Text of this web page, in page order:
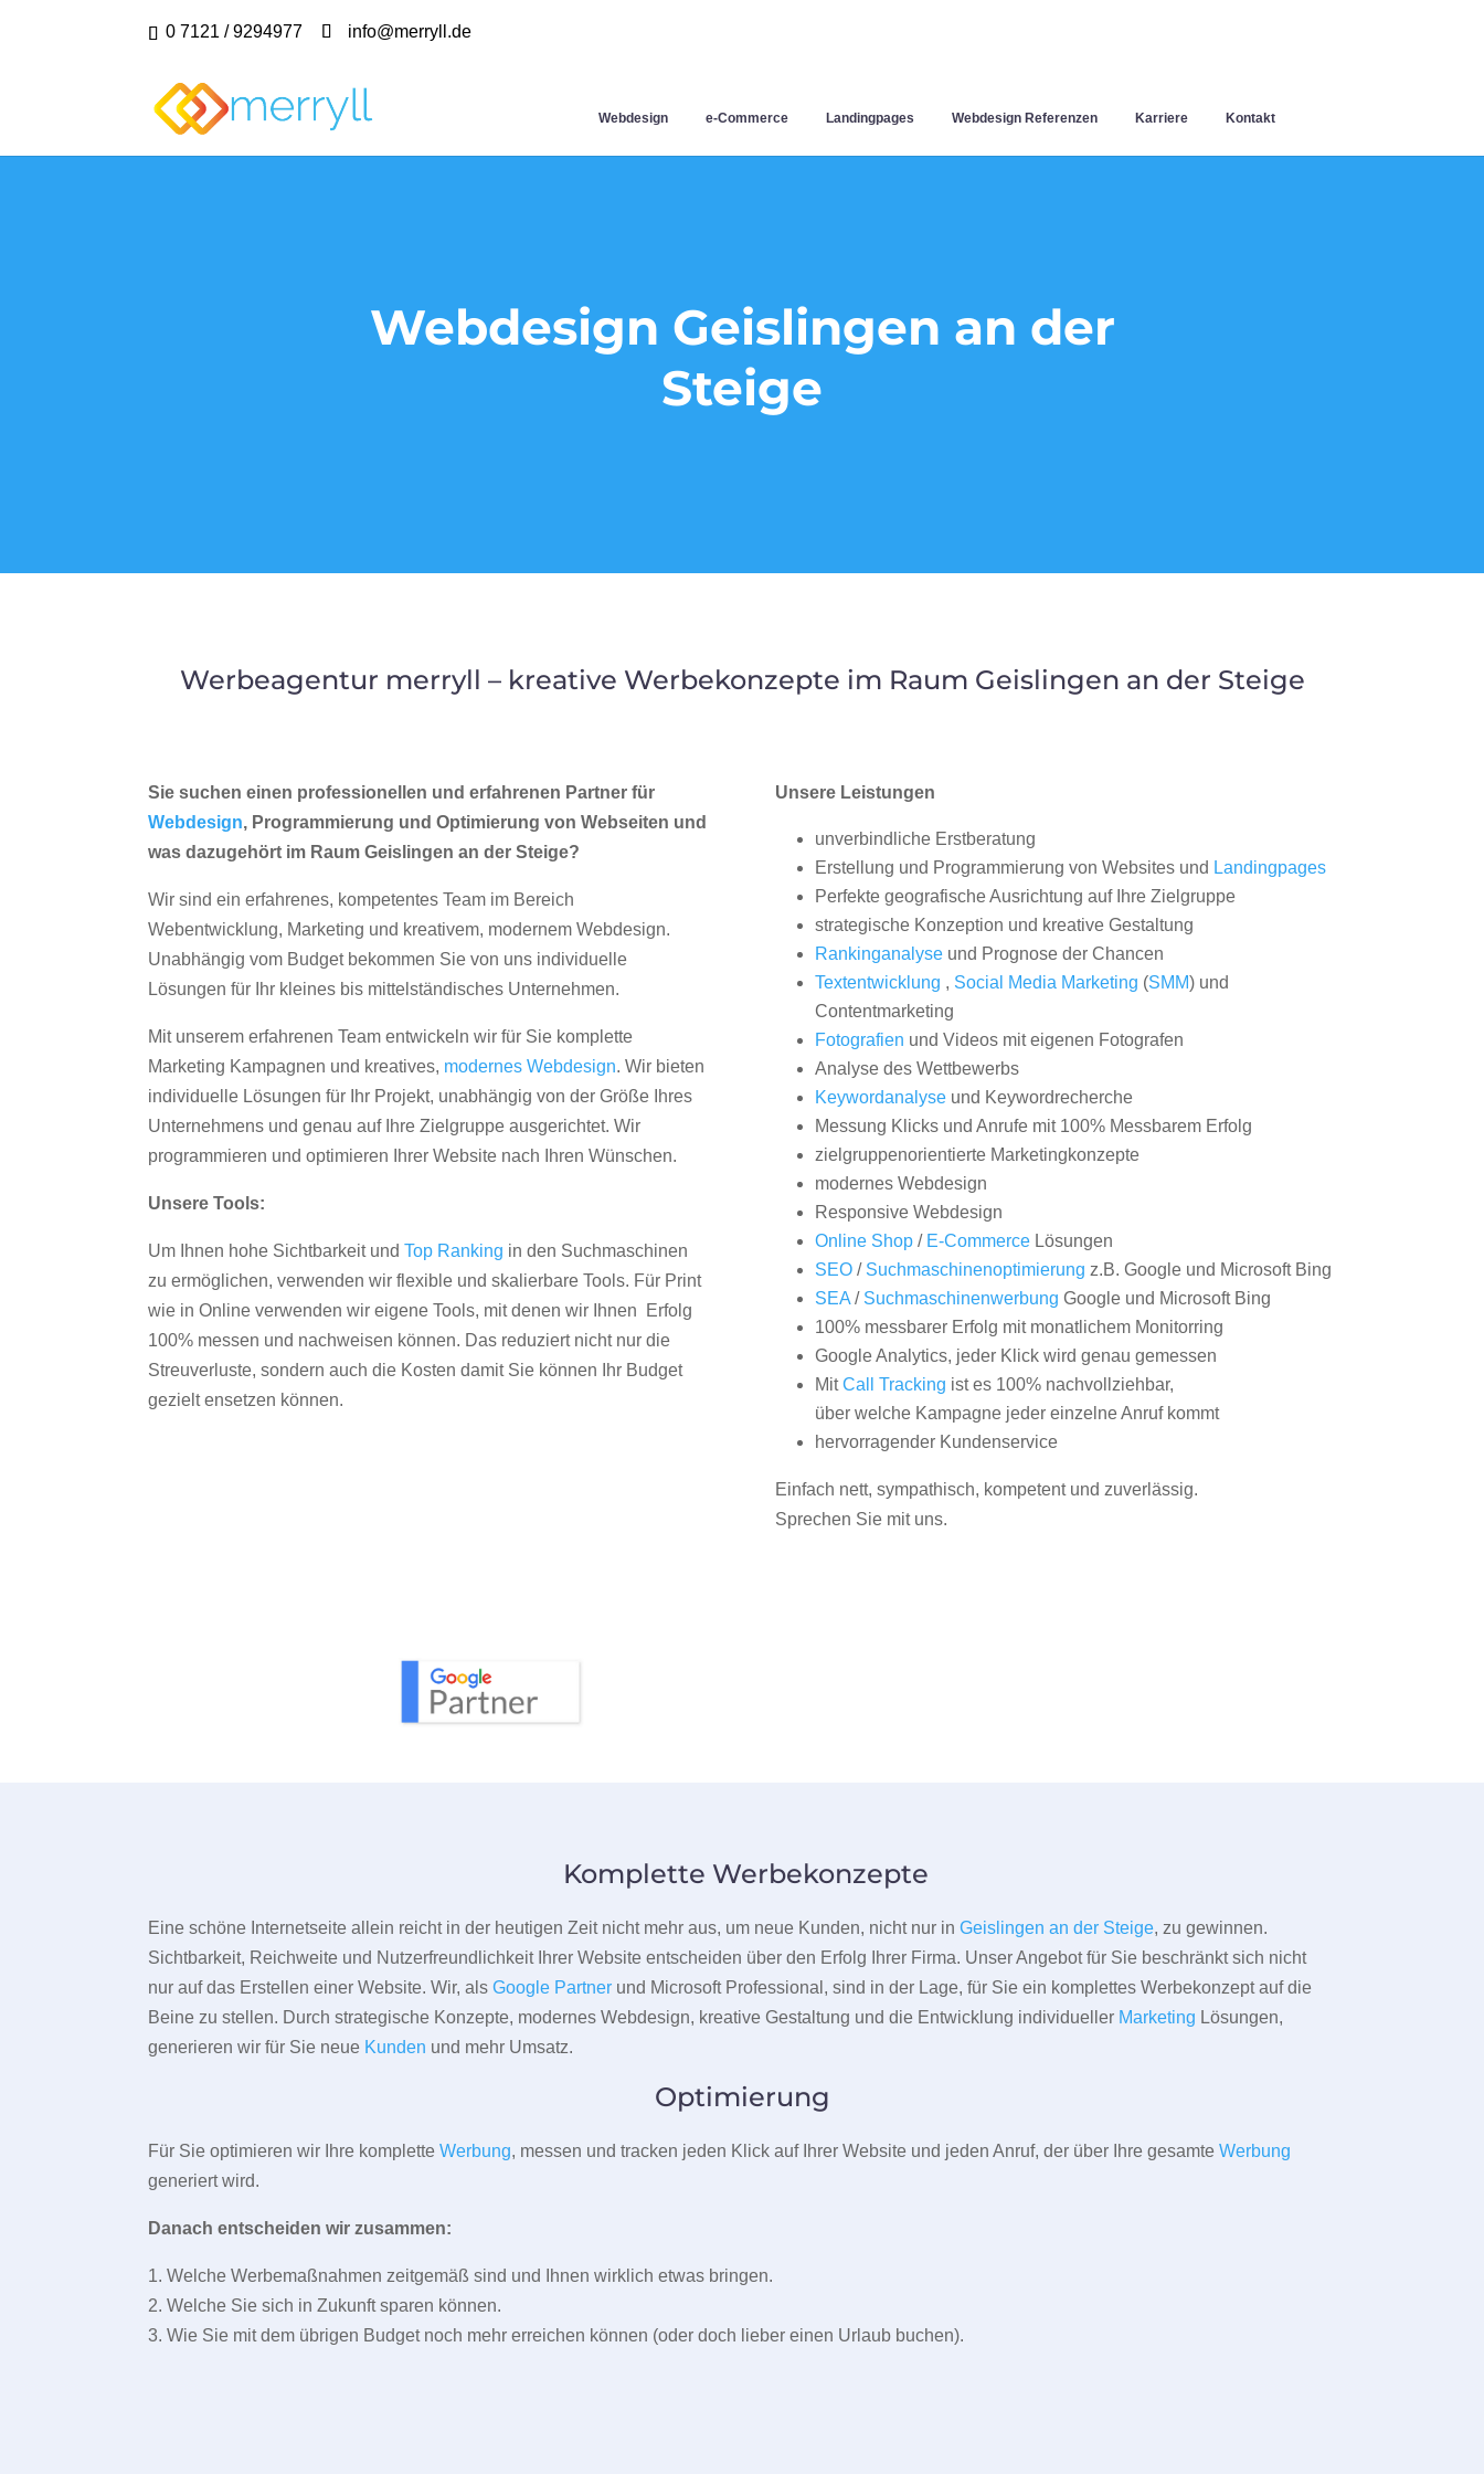
0 7121 / 9294977 info@merryll.de
Webdesign e-Commerce Landingpages Webdesign Referenzen Karriere Kontakt
Webdesign Geislingen an der
Steige
Werbeagentur merryll – kreative Werbekonzepte im Raum Geislingen an der Steige
Sie suchen einen professionellen und erfahrenen Partner für
Webdesign, Programmierung und Optimierung von Webseiten und
was dazugehört im Raum Geislingen an der Steige?
Wir sind ein erfahrenes, kompetentes Team im Bereich
Webentwicklung, Marketing und kreativem, modernem Webdesign.
Unabhängig vom Budget bekommen Sie von uns individuelle
Lösungen für Ihr kleines bis mittelständisches Unternehmen.
Mit unserem erfahrenen Team entwickeln wir für Sie komplette
Marketing Kampagnen und kreatives, modernes Webdesign. Wir bieten
individuelle Lösungen für Ihr Projekt, unabhängig von der Größe Ihres
Unternehmens und genau auf Ihre Zielgruppe ausgerichtet. Wir
programmieren und optimieren Ihrer Website nach Ihren Wünschen.
Unsere Tools:
Um Ihnen hohe Sichtbarkeit undTop Ranking in den Suchmaschinen
zu ermöglichen, verwenden wir flexible und skalierbare Tools. Für Print
wie in Online verwenden wir eigene Tools, mit denen wir Ihnen Erfolg
100% messen und nachweisen können. Das reduziert nicht nur die
Streuverluste, sondern auch die Kosten damit Sie können Ihr Budget
gezielt ensetzen können.
Unsere Leistungen
unverbindliche Erstberatung
Erstellung und Programmierung von Websites und Landingpages
Perfekte geografische Ausrichtung auf Ihre Zielgruppe
strategische Konzeption und kreative Gestaltung
Rankinganalyseund Prognose der Chancen
Textentwicklung , Social Media Marketing (SMM) und
Contentmarketing
Fotografien und Videos mit eigenen Fotografen
Analyse des Wettbewerbs
Keywordanalyseund Keywordrecherche
Messung Klicks und Anrufe mit 100% Messbarem Erfolg
zielgruppenorientierte Marketingkonzepte
modernes Webdesign
Responsive Webdesign
Online Shop/ E-CommerceLösungen
SEO/ Suchmaschinenoptimierung z.B. Google und Microsoft Bing
SEA/ Suchmaschinenwerbung Google und Microsoft Bing
100% messbarer Erfolg mit monatlichem Monitorring
Google Analytics, jeder Klick wird genau gemessen
MitCall Tracking ist es 100% nachvollziehbar,
über welche Kampagne jeder einzelne Anruf kommt
hervorragender Kundenservice
Einfach nett, sympathisch, kompetent und zuverlässig.
Sprechen Sie mit uns.
Komplette Werbekonzepte
Eine schöne Internetseite allein reicht in der heutigen Zeit nicht mehr aus, um neue Kunden, nicht nur inGeislingen an der Steige, zu gewinnen.
Sichtbarkeit, Reichweite und Nutzerfreundlichkeit Ihrer Website entscheiden über den Erfolg Ihrer Firma. Unser Angebot für Sie beschränkt sich nicht
nur auf das Erstellen einer Website. Wir, alsGoogle Partner und Microsoft Professional, sind in der Lage, für Sie ein komplettes Werbekonzept auf die
Beine zu stellen. Durch strategische Konzepte, modernes Webdesign, kreative Gestaltung und die Entwicklung individueller Marketing Lösungen,
generieren wir für Sie neue Kunden und mehr Umsatz.
Optimierung
Für Sie optimieren wir Ihre kompletteWerbung, messen und tracken jeden Klick auf Ihrer Website und jeden Anruf, der über Ihre gesamteWerbung
generiert wird.
Danach entscheiden wir zusammen:
1. Welche Werbemaßnahmen zeitgemäß sind und Ihnen wirklich etwas bringen.
2. Welche Sie sich in Zukunft sparen können.
3. Wie Sie mit dem übrigen Budget noch mehr erreichen können (oder doch lieber einen Urlaub buchen).